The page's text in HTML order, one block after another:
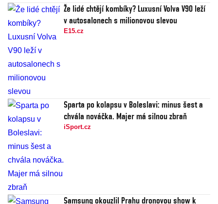
Že lidé chtějí kombíky? Luxusní Volva V90 leží
v autosalonech s milionovou slevou
E15.cz
Sparta po kolapsu v Boleslavi: minus šest a
chvála nováčka. Majer má silnou zbraň
iSport.cz
Samsung okouzlil Prahu dronovou show k